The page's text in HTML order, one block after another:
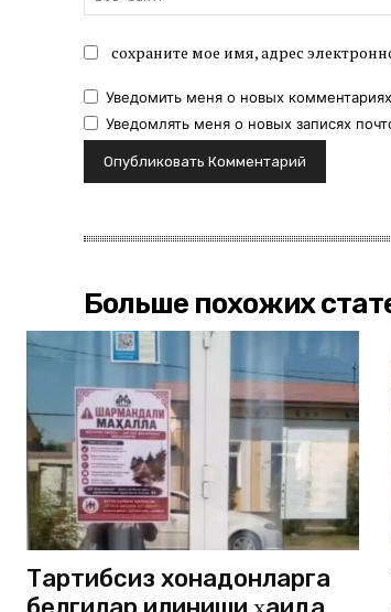
сохраните мое имя, адрес
Уведомить меня о новых
Уведомлять меня о новых записях
Больше похожих
Тартибсиз хонадонларга